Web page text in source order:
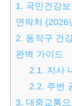
1. 국민건강
연락처 (2026
2. 동작구 건
완벽 가이드
2.1. 지사
2.2. 주변
3. 대중교통